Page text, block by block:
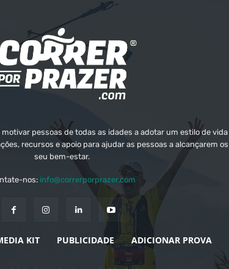
pessoas de todas as idades a adotar um estilo de
recursos e apoio para ajudar as pessoas a alcançarem
seu bem-estar.
nos: info@correrporprazer.com
KIT PUBLICIDADE ADICIONAR PROVA